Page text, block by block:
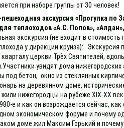
при наборе группы от 30 человек!
пешеходная экскурсия «Прогулка
теплоходов «А.С. Попов»,
экскурсия (не входит в
у дирекции круиза):
кварталу церкви Трёх Святителей,
увидят дома
под бетон, окно из стеклянных
на деревянном доме,
жили нижегородцы на рубеже XIX-XX
е и как он возрождается сейчас,
экономическом форуме и почему
доме жил Максим Горький и